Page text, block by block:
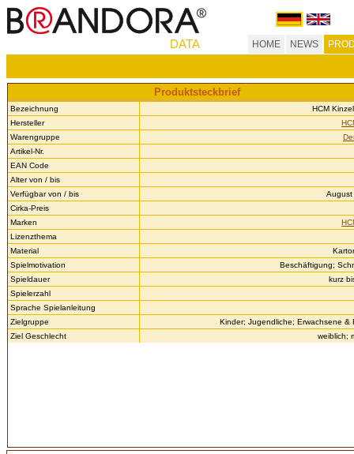
DATA HOME NEWS
Produktsteckbrief
Bezeichnung
HCM
Hersteller
Warengruppe
Artikel-Nr.
EAN Code
Alter von / bis
Verfügbar von / bis
Cirka-Preis
Marken
Lizenzthema
Material
Spielmotivation
Beschäftigung;
Spieldauer
kurz
Spielerzahl
Sprache Spielanleitung
Zielgruppe
Kinder; Jugendliche; Erwachsene &
Ziel Geschlecht
weiblich;